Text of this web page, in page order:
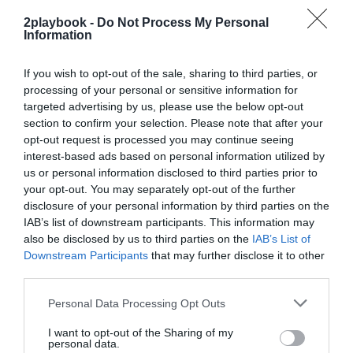
2playbook - Do Not Process My Personal
Information
If you wish to opt-out of the sale, sharing to third parties, or
processing of your personal or sensitive information for
targeted advertising by us, please use the below opt-out
section to confirm your selection. Please note that after your
opt-out request is processed you may continue seeing
interest-based ads based on personal information utilized by
us or personal information disclosed to third parties prior to
your opt-out. You may separately opt-out of the further
disclosure of your personal information by third parties on the
IAB’s list of downstream participants. This information may
also be disclosed by us to third parties on the IAB’s List of
Downstream Participants that may further disclose it to other
Personal Data Processing Opt Outs
I want to opt-out of the Sharing of my
personal data.
forma que la gran mayoría aún no han alcanzado su
madurez, es decir, no llevan operativos al menos dos
años ni cuentan con una media de 3.300 socios, según
personas de entre 18 y 35 años. Recientemente,
además, también hemos visto un aumento del número
de mujeres que se unen a nuestros centros”, apuntan
Young y Taylor.
la cadena neerlandesa de gimnasios de
bajo coste reorganizó su oferta de cuotas para el
mercado español : pasó de tres tarifas diferenciadas
con precios de 19,9 euros, 21,9 euros y 27,9 euros a las
dos cuotas que ofrece actualmente: la basic, por 19,99
euros, y la premium, por 29,99 euros. Ambas abarcan
un plazo de cuatro semanas. “Queremos que el fitness
sea accesible al mayor número de personas posible,
por lo que hemos adaptado nuestros abonos a la
españoles”, indican los portavoces de la cadena.
En los principales países donde opera, Francia,
tres cuotas distintas: la comfort, por 24,99 euros; la
premium, por 29,99 euros; y la All-in, por 49,99 euros.